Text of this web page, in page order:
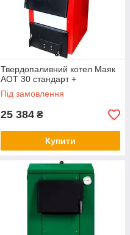
Твердопаливний котел Маяк
АОТ 30 стандарт +
Під замовлення
25 384 ₴
Купити